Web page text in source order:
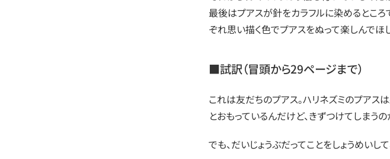
最後はプアスが針をカラフルに染めるとこ
ぞれ思い描く色でプアスをぬって楽しんでほ
■試訳（冒頭から29ページまで）
これは友だちのプアス。ハリネズミのプアス
とおもっているんだけど、きずつけてしまう
でも、だいじょうぶだってことをしょうめいし